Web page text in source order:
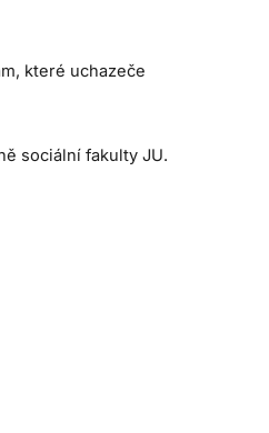
které uchazeče
sociální fakulty JU.